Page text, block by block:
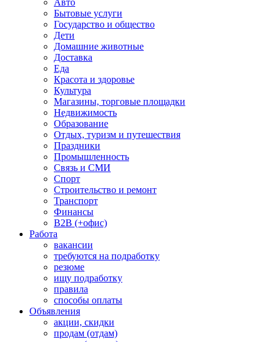
Авто
Бытовые услуги
Государство и общество
Дети
Домашние животные
Доставка
Еда
Красота и здоровье
Культура
Магазины, торговые площадки
Недвижимость
Образование
Отдых, туризм и путешествия
Праздники
Промышленность
Связь и СМИ
Спорт
Строительство и ремонт
Транспорт
Финансы
B2B (+офис)
Работа
вакансии
требуются на подработку
резюме
ищу подработку
правила
способы оплаты
Объявления
акции, скидки
продам (отдам)